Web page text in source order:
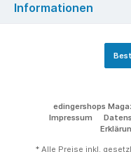
Informationen
edingershops
Impressum
* Alle Preise inkl.